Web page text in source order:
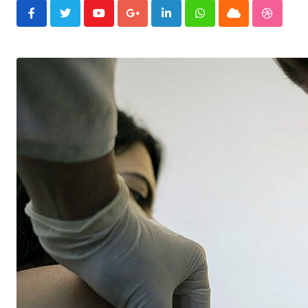
YoutubeGoogle+LinkedInWhatsappCloud